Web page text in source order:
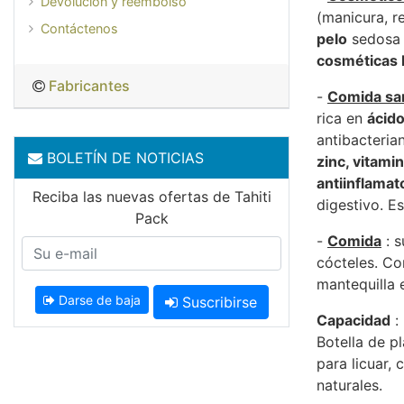
(manicura,
pelo
cosméticas
- Comida
rica en
zinc,
digestivo.
- Comida :
cócteles.
mantequilla
Capacidad :
Botella de
para licuar,
naturales.
Contáctenos
Fabricantes
BOLETÍN DE NOTICIAS
Reciba las nuevas ofertas de Tahiti
Pack
Darse de baja Suscribirse